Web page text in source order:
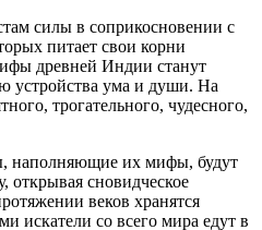
силы в соприкосновении с
питает свои корни
древней Индии станут
устройства ума и души. На
трогательного, чудесного,
наполняющие их мифы, будут
открывая сновидческое
веков хранятся
искатели со всего мира едут в